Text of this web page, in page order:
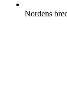
Nordens